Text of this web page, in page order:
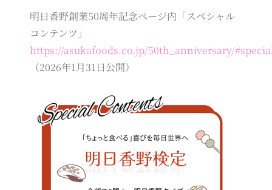
明日香野創業50周年記念ページ内「スペシャル
コンテンツ」
https://asukafoods.co.jp/50th_anniversary/
（2026年1月31日公開）